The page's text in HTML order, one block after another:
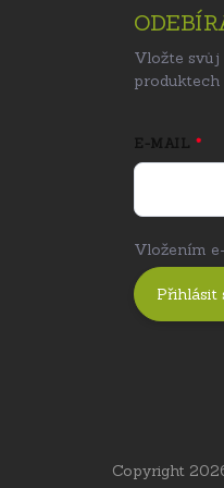
Vložte svůj
produktech
E-MAIL
Vložením
Přihlásit
Copyright